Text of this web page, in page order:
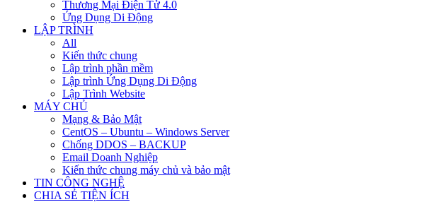
Thương Mại Điện Tử 4.0
Ứng Dụng Di Động
LẬP TRÌNH
All
Kiến thức chung
Lập trình phần mềm
Lập trình Ứng Dụng Di Động
Lập Trình Website
MÁY CHỦ
Mạng & Bảo Mật
CentOS – Ubuntu – Windows Server
Chống DDOS – BACKUP
Email Doanh Nghiệp
Kiến thức chung máy chủ và bảo mật
TIN CÔNG NGHỆ
CHIA SẺ TIỆN ÍCH